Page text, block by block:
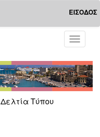
ΕΙΣΟΔΟΣ
Toggle
Δελτία Τύπου